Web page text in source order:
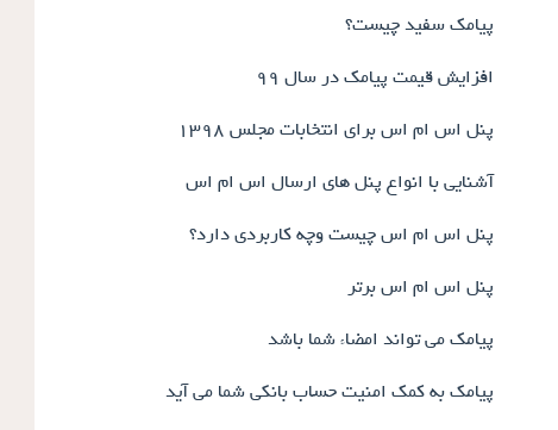
پیامک سفید چیست؟
افزایش قیمت پیامک در سال ۹۹
پنل اس ام اس برای انتخابات مجلس ۱۳۹۸
آشنایی با انواع پنل های ارسال اس ام اس
پنل اس ام اس چیست وچه کاربردی دارد؟
پنل اس ام اس برتر
پیامک می تواند امضاء شما باشد
پیامک به کمک امنیت حساب بانکی شما می آید